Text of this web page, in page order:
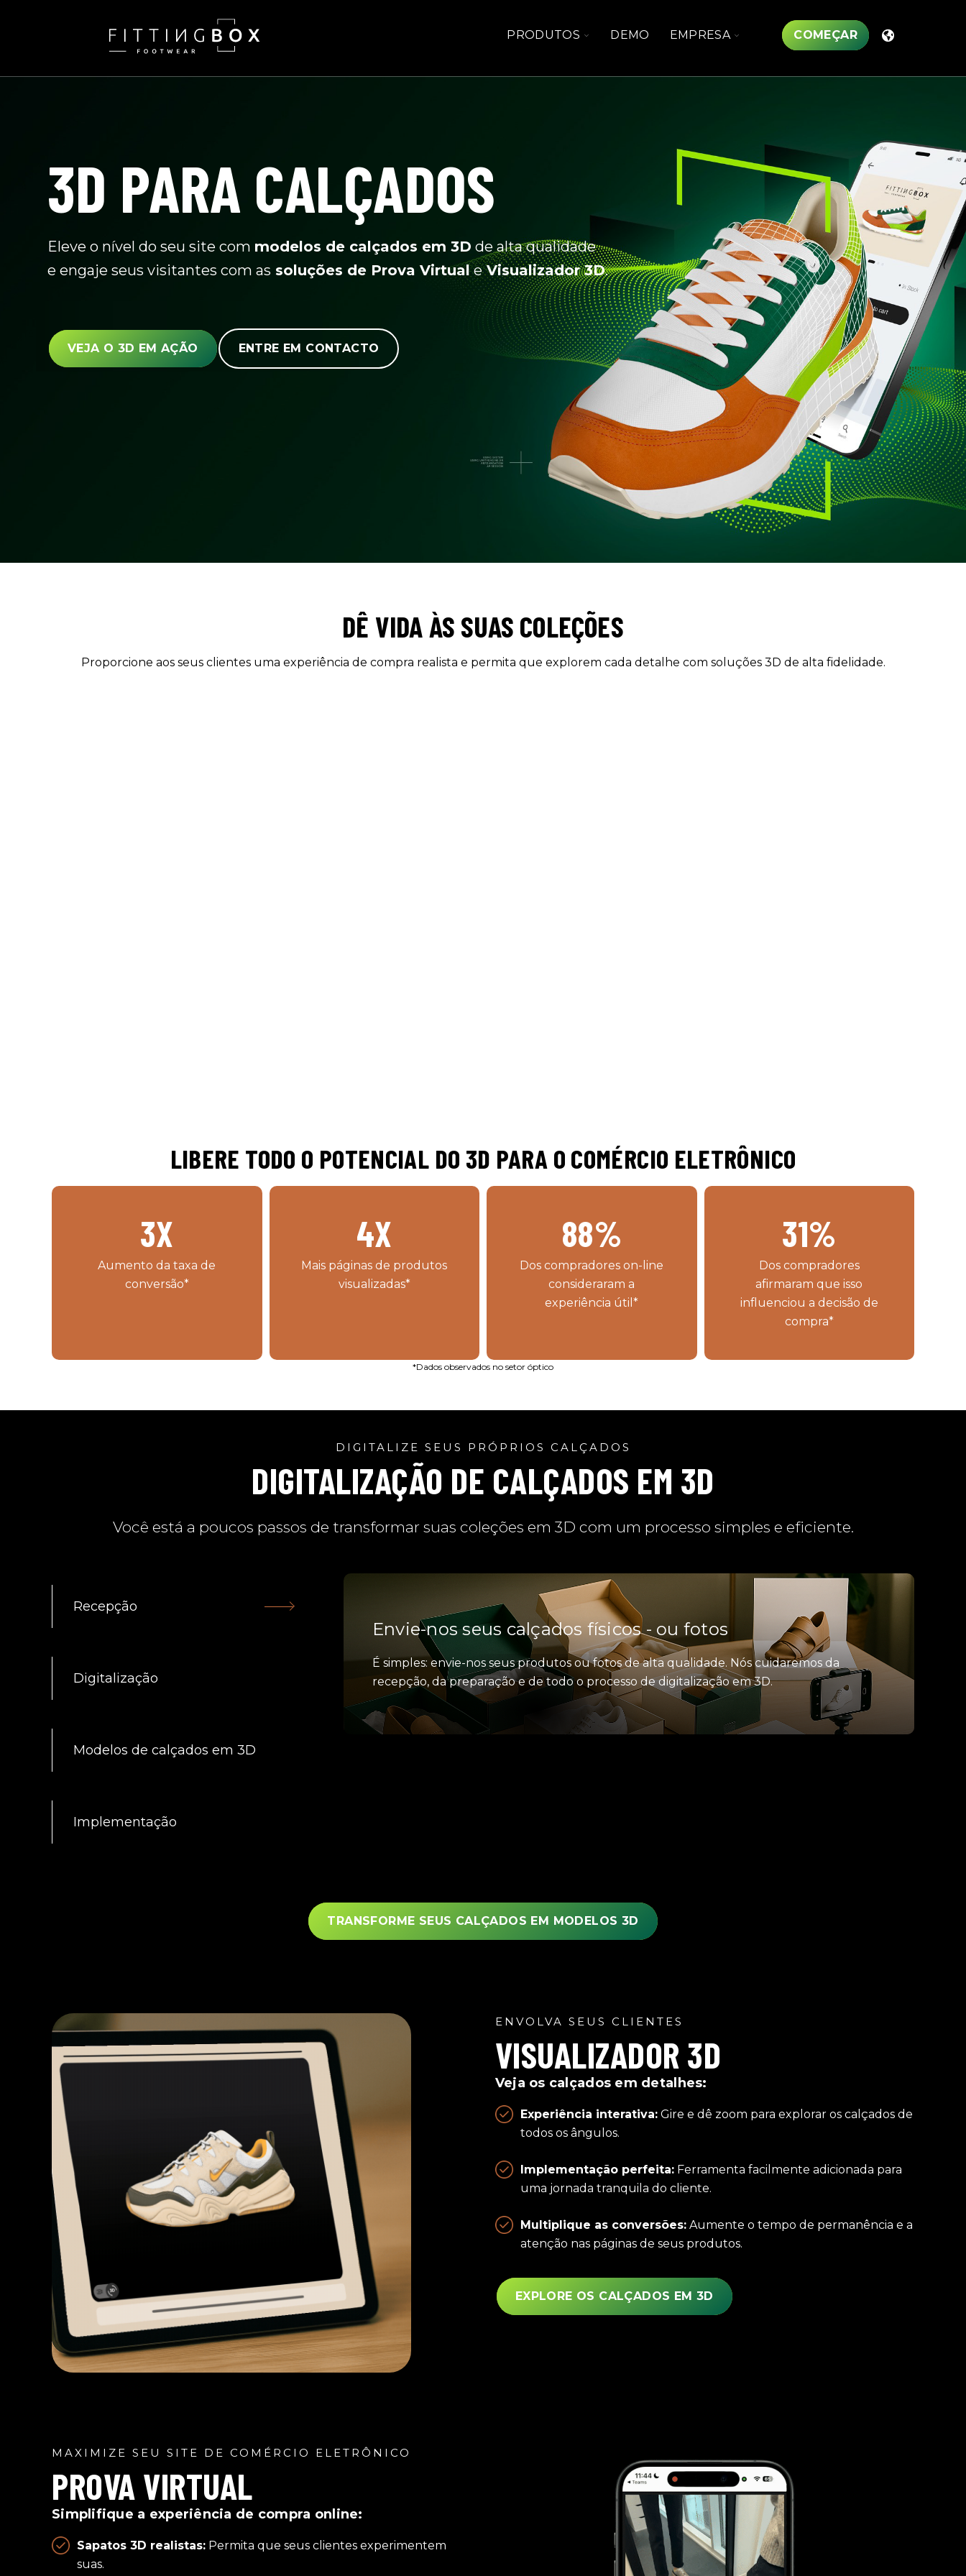
PRODUTOS TOGGLE
DEMO EMPRESA TOGGLE
CHILDREN
COMEÇAR
3D PARA CALÇADOS
Eleve o nível do seu site com modelos de calçados em 3D de alta qualidade
e engaje seus visitantes com as soluções de Prova VirtualeVisualizador 3D.
VEJA O 3D EM AÇÃO ENTRE EM CONTACTO
DÊ VIDA ÀS SUAS COLEÇÕES
Proporcione aos seus clientes uma experiência de compra realista e permita que explorem cada detalhe com soluções 3D de alta fidelidade.
LIBERE TODO O POTENCIAL DO 3D PARA O COMÉRCIO ELETRÔNICO
3X
Aumento da taxa de
conversão*
4X
Mais páginas de produtos
visualizadas*
88%
Dos compradores on-line
consideraram a
experiência útil*
31%
Dos compradores
afirmaram que isso
influenciou a decisão de
compra*
*Dados observados no setor óptico
DIGITALIZE SEUS PRÓPRIOS CALÇADOS
DIGITALIZAÇÃO DE CALÇADOS EM 3D
Você está a poucos passos de transformar suas coleções em 3D com um processo simples e eficiente.
Recepção
Digitalização
Modelos de calçados em 3D
Implementação
Envie-nos seus calçados físicos - ou fotos
É simples: envie-nos seus produtos ou fotos de alta qualidade. Nós cuidaremos da
recepção, da preparação e de todo o processo de digitalização em 3D.
TRANSFORME SEUS CALÇADOS EM MODELOS 3D
ENVOLVA SEUS CLIENTES
VISUALIZADOR 3D
Veja os calçados em detalhes:
Experiência interativa:Gire e dê zoom para explorar os calçados de
todos os ângulos.
Implementação perfeita:Ferramenta facilmente adicionada para
uma jornada tranquila do cliente.
Multiplique as conversões:Aumente o tempo de permanência e a
atenção nas páginas de seus produtos.
EXPLORE OS CALÇADOS EM 3D
MAXIMIZE SEU SITE DE COMÉRCIO ELETRÔNICO
PROVA VIRTUAL
Simplifique a experiência de compra online:
Sapatos 3D realistas: Permita que seus clientes experimentem
suas.